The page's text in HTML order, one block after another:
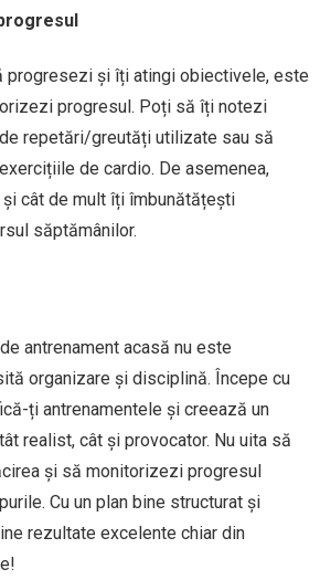
progresezi și îți atingi obiectivele, este
progresul. Poți să îți notezi
repetări/greutăți utilizate sau să
de cardio. De asemenea,
cât de mult îți îmbunătățești
săptămânilor.
antrenament acasă nu este
organizare și disciplină. Începe cu
ți antrenamentele și creează un
realist, cât și provocator. Nu uita să
și să monitorizezi progresul
Cu un plan bine structurat și
rezultate excelente chiar din